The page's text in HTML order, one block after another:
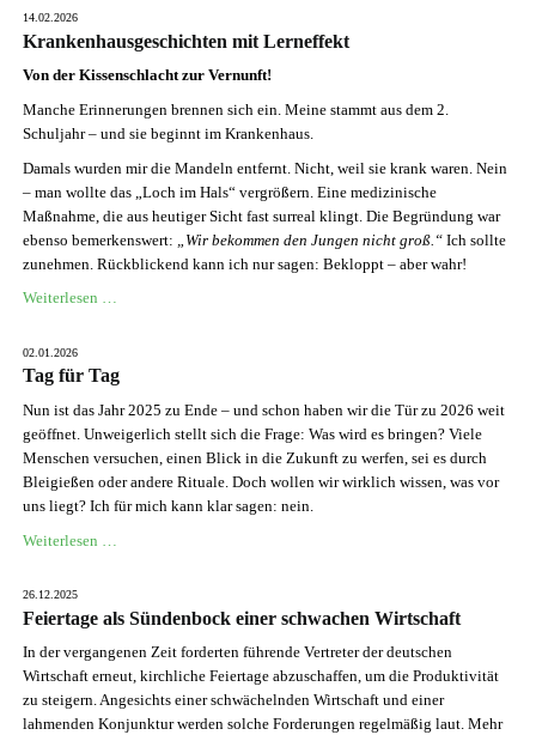
14.02.2026
Krankenhausgeschichten mit Lerneffekt
Von der Kissenschlacht zur Vernunft!
Manche Erinnerungen brennen sich ein. Meine stammt aus dem 2.
Schuljahr – und sie beginnt im Krankenhaus.
Damals wurden mir die Mandeln entfernt. Nicht, weil sie krank waren. Nein
– man wollte das „Loch im Hals“ vergrößern. Eine medizinische
Maßnahme, die aus heutiger Sicht fast surreal klingt. Die Begründung war
ebenso bemerkenswert:
„Wir bekommen den Jungen nicht groß.“Ich sollte
zunehmen. Rückblickend kann ich nur sagen: Bekloppt – aber wahr!
Weiterlesen …
02.01.2026
Tag für Tag
Nun ist das Jahr 2025 zu Ende – und schon haben wir die Tür zu 2026 weit
geöffnet. Unweigerlich stellt sich die Frage: Was wird es bringen? Viele
Menschen versuchen, einen Blick in die Zukunft zu werfen, sei es durch
Bleigießen oder andere Rituale. Doch wollen wir wirklich wissen, was vor
uns liegt? Ich für mich kann klar sagen: nein.
Weiterlesen …
26.12.2025
Feiertage als Sündenbock einer schwachen Wirtschaft
In der vergangenen Zeit forderten führende Vertreter der deutschen
Wirtschaft erneut, kirchliche Feiertage abzuschaffen, um die Produktivität
zu steigern. Angesichts einer schwächelnden Wirtschaft und einer
lahmenden Konjunktur werden solche Forderungen regelmäßig laut. Mehr